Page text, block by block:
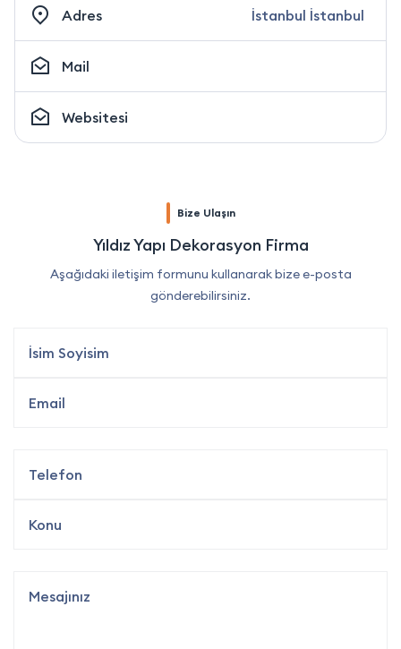
Adres İstanbul İstanbul
Mail
Websitesi
Bize Ulaşın
Yıldız Yapı Dekorasyon Firma
Aşağıdaki iletişim formunu kullanarak bize e-posta
gönderebilirsiniz.